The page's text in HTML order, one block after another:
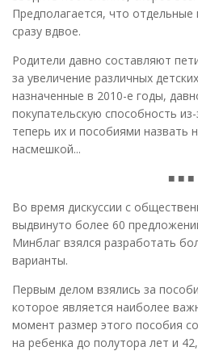
Предполагается, что
сразу вдвое.
Родители давно составляют
за увеличение различных
назначенные в 2010-е годы,
покупательскую способность
теперь их и пособиями назвать
насмешкой...
■ ■ ■
Во время дискуссии с
выдвинуто более 60
Минблаг взялся разработать
варианты.
Первым делом взялись за
которое является наиболее
момент размер этого пособия
на ребенка до полутора лет и